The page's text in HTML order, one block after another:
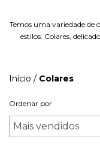
Temos uma variedade de
estilos. Colares,
Início / Colares
Ordenar por